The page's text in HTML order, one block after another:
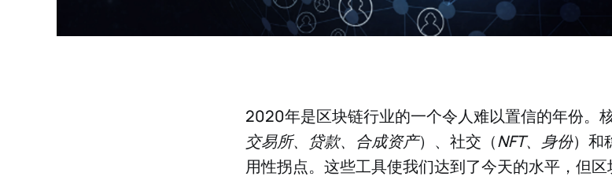
2020年是区块链行业的一个令人难以置信的年份。
交易所、贷款、合成资产）、社交（NFT、身份）和
用性拐点。这些工具使我们达到了今天的水平，但